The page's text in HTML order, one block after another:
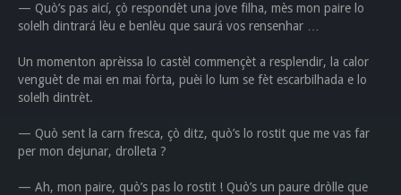
— Quò’s pas aicí, çò respondèt una jove filha, mès mon paire lo
solelh dintrará lèu e benlèu que saurá vos rensenhar …
Un momenton aprèissa lo castèl commençèt a resplendir, la calor
venguèt de mai en mai fòrta, puèi lo lum se fèt escarbilhada e lo
solelh dintrèt.
— Quò sent la carn fresca, çò ditz, quò’s lo rostit que me vas far
per mon dejunar, drolleta ?
— Ah, mon paire, quò’s pas lo rostit ! Quò’s un paure dròlle que